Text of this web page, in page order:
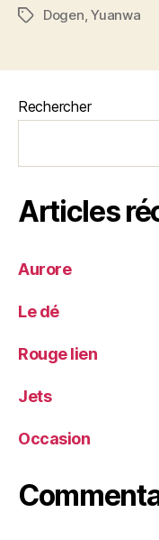
Étiquettes
Dogen,Yuanwa
Rechercher
Articles
Aurore
Le dé
Rouge lien
Jets
Occasion